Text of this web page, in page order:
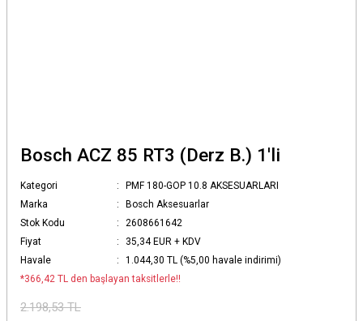
Bosch ACZ 85 RT3 (Derz B.) 1'li
Kategori
PMF 180-GOP 10.8 AKSESUARLARI
Marka
Bosch Aksesuarlar
Stok Kodu
2608661642
Fiyat
35,34 EUR + KDV
Havale
1.044,30 TL (%5,00 havale indirimi)
*366,42 TL den başlayan taksitlerle!!
2.198,53 TL